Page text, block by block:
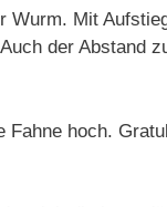
Wurm. Mit
der Abstand
hoch.